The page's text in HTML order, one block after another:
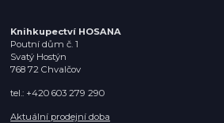
Knihkupectví HOSANA
Poutní dům č. 1
Svatý Hostýn
768 72 Chvalčov
tel.: +420 603 279 290
Aktuální prodejní doba